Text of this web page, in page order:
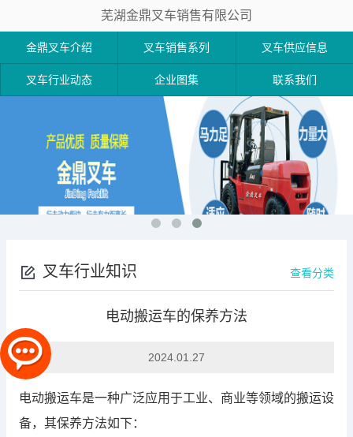
芜湖金鼎叉车销售有限公司
金鼎叉车介绍 叉车销售系列 叉车供应信息
叉车行业动态 企业图集 联系我们
叉车行业知识 查看分类
电动搬运车的保养方法
2024.01.27
电动搬运车是一种广泛应用于工业、商业等领域的搬运设
备，其保养方法如下：